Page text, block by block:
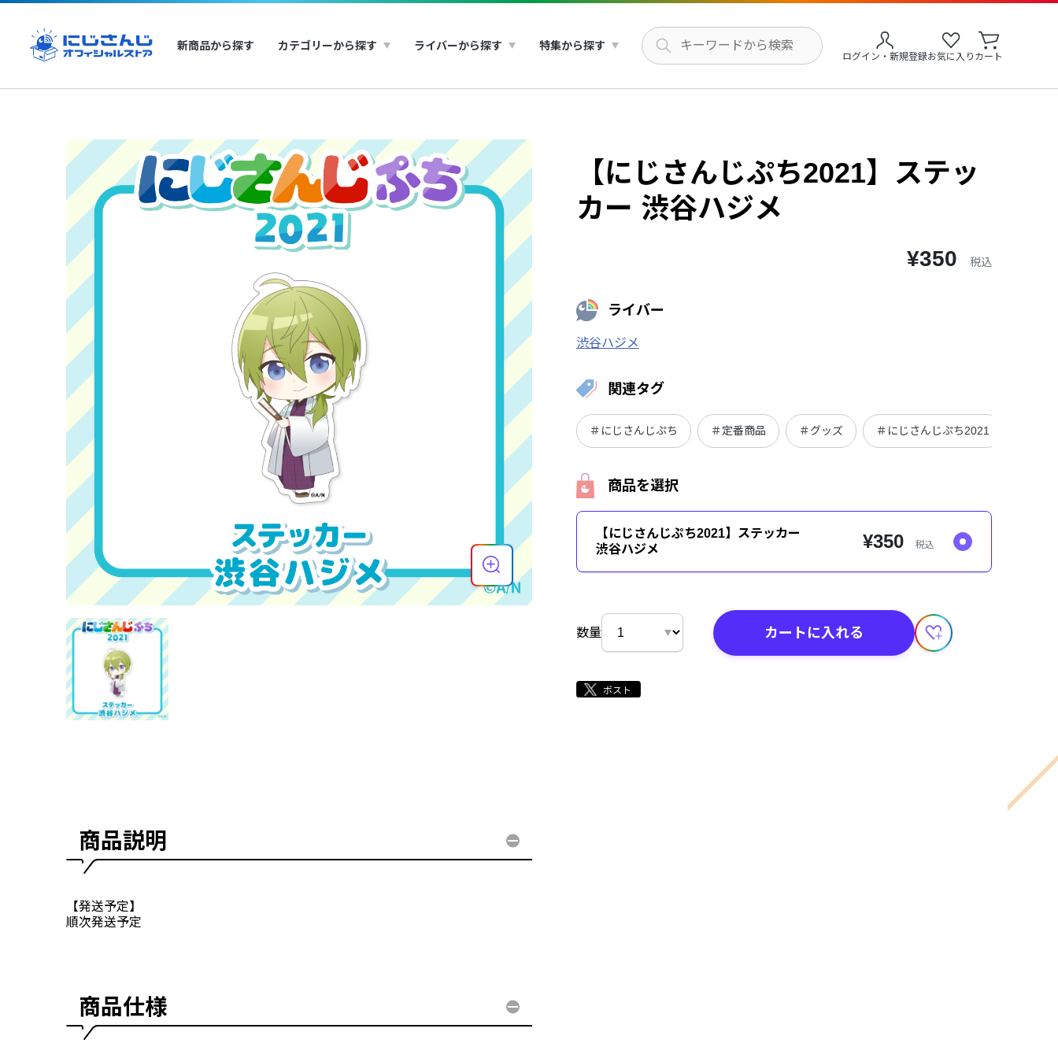
新商品から探す カテゴリーから探す ライバーから探す 特集から探す
ログイン・新規登録お気に入り カート
【にじさんじぷち2021】ステッ
カー 渋谷ハジメ
¥350 税込
ライバー
渋谷ハジメ
関連タグ
＃にじさんじぷち ＃定番商品 ＃グッズ ＃にじさんじぷち2021
商品を選択
【にじさんじぷち2021】ステッカー
渋谷ハジメ
¥350 税込
数量 カートに入れる
商品説明
【発送予定】
順次発送予定
商品仕様